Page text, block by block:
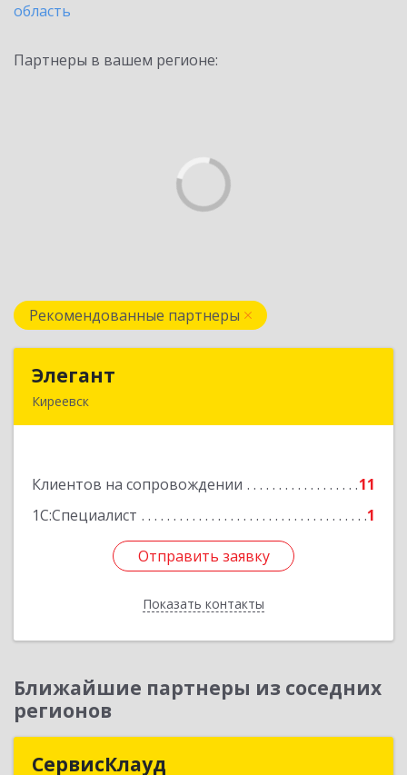
область
Партнеры в вашем регионе:
Рекомендованные партнеры
Элегант
Киреевск
Клиентов на сопровождении
11
1С:Специалист
1
Отправить заявку
Показать контакты
Подробнее
Отправить заявку
Назад
Ближайшие партнеры из соседних
регионов
СервисКлауд